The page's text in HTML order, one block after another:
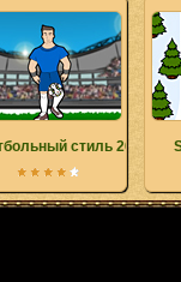
стиль 2010